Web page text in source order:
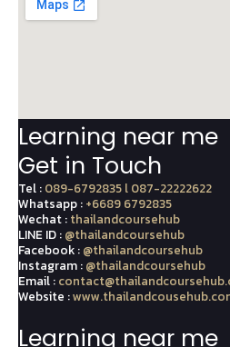
Learning near me
Get in Touch
Tel : 089-6792835 l 087-22222622
Whatsapp : +6689 6792835
Wechat : thailandcoursehub
LINE ID : @thailandcoursehub
Facebook : @thailandcoursehub
Instagram : @thailandcoursehub
Email :
Website :
Learning near me